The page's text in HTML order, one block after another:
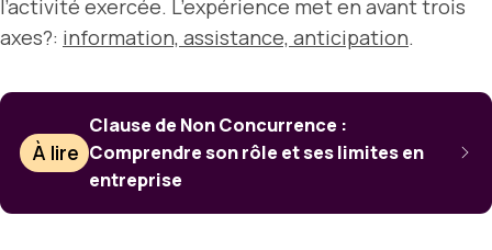
l’activité exercée. L’expérience met en avant trois
axes?: information, assistance, anticipation.
À lire
Clause de Non Concurrence :
Comprendre son rôle et ses limites en
entreprise